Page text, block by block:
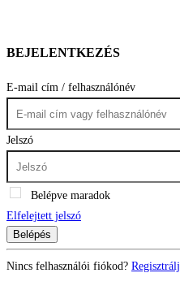
BEJELENTKEZÉS
E-mail cím / felhasználónév
Jelszó
Belépve maradok
Elfelejtett jelszó
Belépés
Nincs felhasználói fiókod? Regisztrálj